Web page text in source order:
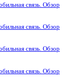
связь. Обзор
связь. Обзор
связь. Обзор
связь. Обзор